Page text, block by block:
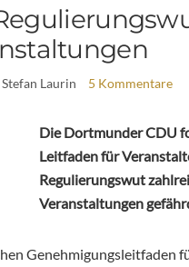
Laurin 5 Kommentare
Die Dortmunder CDU
Leitfaden für
Regulierungswut
Veranstaltungen
Genehmigungsleitfaden